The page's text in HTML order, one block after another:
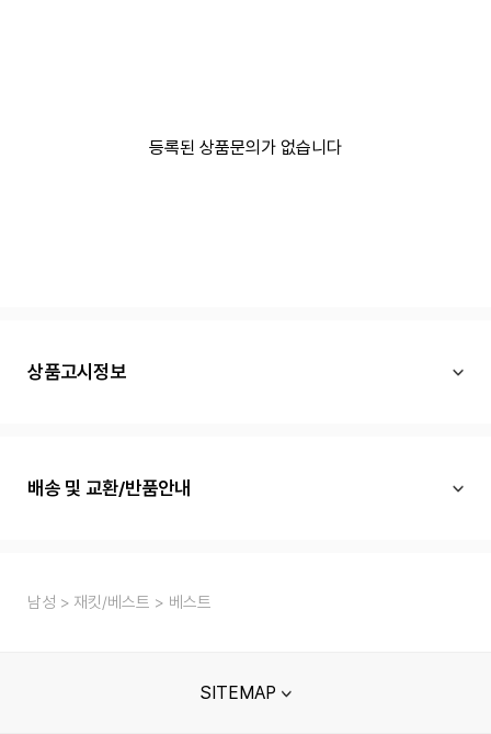
등록된 상품문의가 없습니다
상품고시정보
배송 및 교환/반품안내
남성 재킷/베스트 베스트
SITEMAP